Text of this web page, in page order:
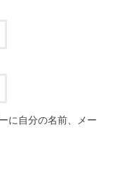
に自分の名前、メー